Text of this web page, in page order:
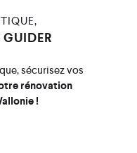
sécurisez vos
rénovation
!